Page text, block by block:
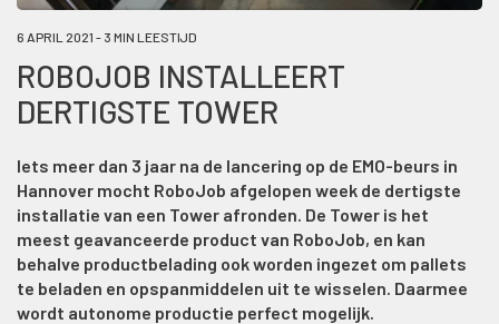
6 APRIL 2021 - 3 MIN LEESTIJD
ROBOJOB INSTALLEERT
DERTIGSTE TOWER
Iets meer dan 3 jaar na de lancering op de EMO-beurs in
Hannover mocht RoboJob afgelopen week de dertigste
installatie van een Tower afronden. De Tower is het
meest geavanceerde product van RoboJob, en kan
behalve productbelading ook worden ingezet om pallets
te beladen en opspanmiddelen uit te wisselen. Daarmee
wordt autonome productie perfect mogelijk.